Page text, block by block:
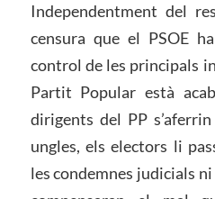
Independentment del
censura que el PSOE
control de les principals
Partit Popular està
dirigents del PP
ungles, els electors li
les condemnes judicials